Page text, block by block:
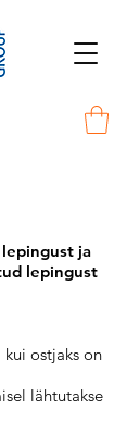
ja
lepingust
ostjaks on
lähtutakse